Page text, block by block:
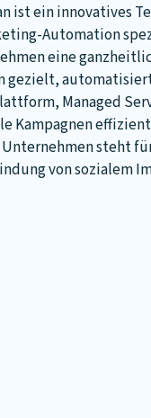
ist ein innovatives
Automation
eine
gezielt,
Managed
Kampagnen
steht
von sozialem